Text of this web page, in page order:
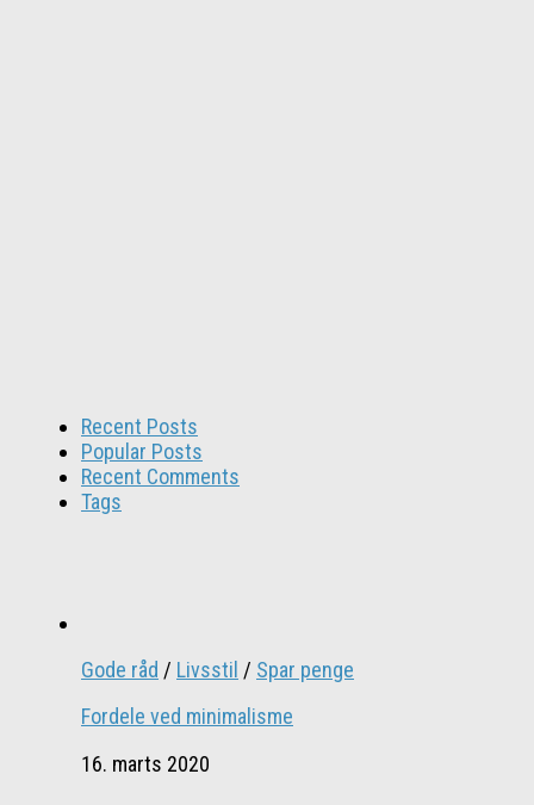
Recent Posts
Popular Posts
Recent Comments
Tags
Gode råd / Livsstil / Spar penge
Fordele ved minimalisme
16. marts 2020